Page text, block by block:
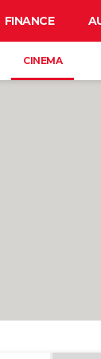
FINANCE
CINEMA